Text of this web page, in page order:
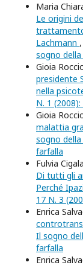
Maria
Le origini
Lachmann ,
sogno
Gioia
presidente
nella
N. 1
Gioia
malattia
sogno della
farfalla
Fulvia
Di tutti gli
Perché
17 N. 3
Enrica
Il sogno
farfalla
Enrica